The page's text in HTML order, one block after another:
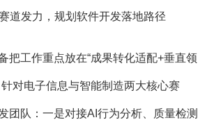
发力，规划软件开发落地路径
工作重点放在“成果转化适配+垂直领
对电子信息与智能制造两大核心赛
团队：一是对接AI行为分析、质量检测